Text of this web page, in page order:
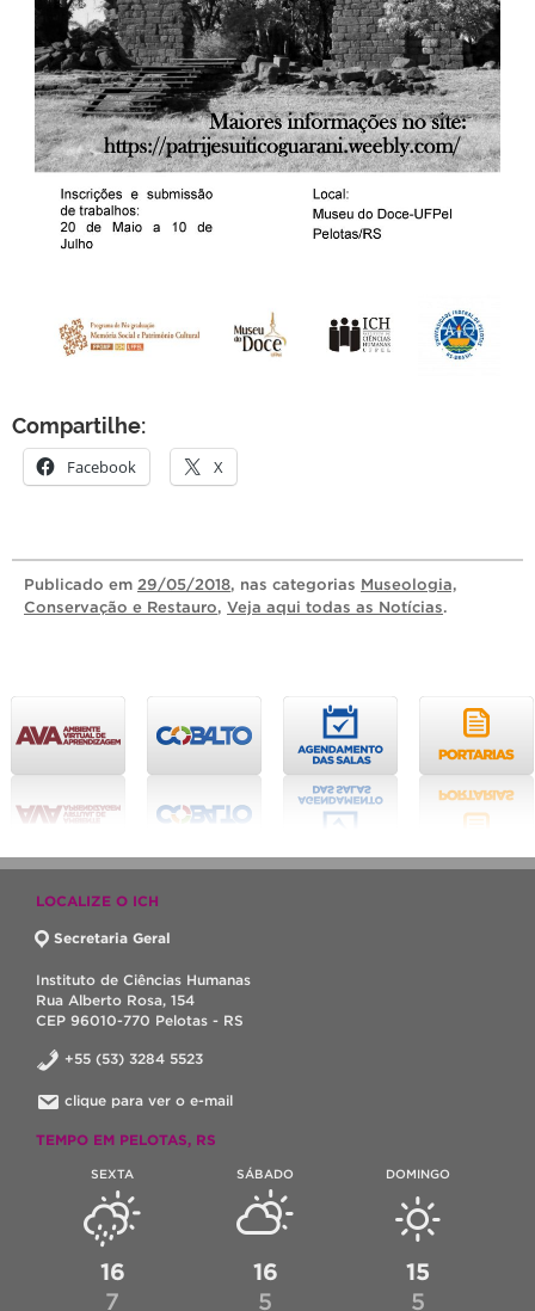
Compartilhe:
Facebook X
Publicado em 29/05/2018, nas categorias Museologia,
Conservação e Restauro, Veja aqui todas as Notícias.
LOCALIZE O ICH
Secretaria Geral
Instituto de Ciências Humanas
Rua Alberto Rosa, 154
CEP 96010-770 Pelotas - RS
+55 (53) 3284 5523
clique para ver o e-mail
TEMPO EM PELOTAS, RS
SEXTA
16
7
SÁBADO
16
5
DOMINGO
15
5